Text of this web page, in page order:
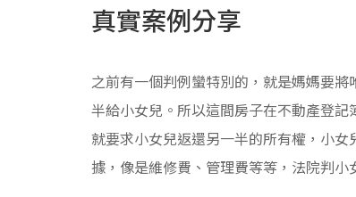
真實案例分享
之前有一個判例蠻特別的，就是媽媽要
半給小女兒。所以這間房子在不動產登
就要求小女兒返還另一半的所有權，小
據，像是維修費、管理費等等，法院判